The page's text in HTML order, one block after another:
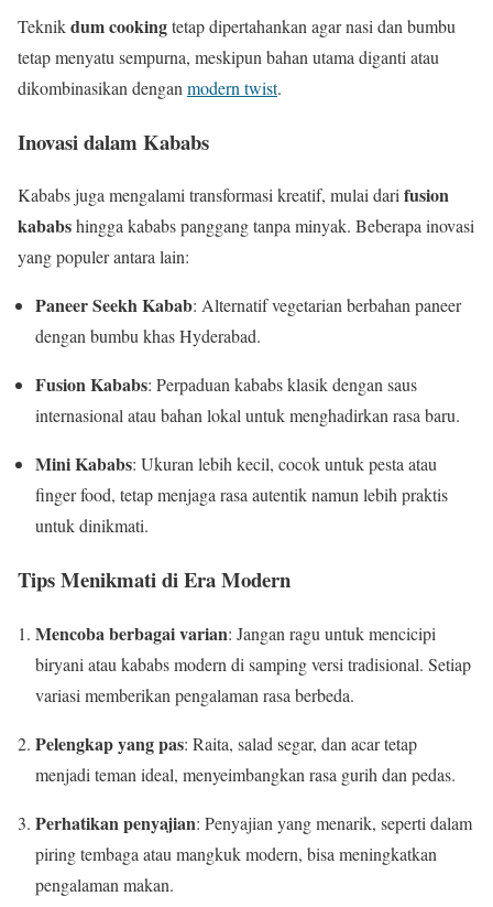
Teknikdum cookingtetap dipertahankan agar nasi dan bumbu
tetap menyatu sempurna, meskipun bahan utama diganti atau
dikombinasikan dengan modern twist.
Inovasi dalam Kababs
Kababs juga mengalami transformasi kreatif, mulai darifusion
kababshingga kababs panggang tanpa minyak. Beberapa inovasi
yang populer antara lain:
Paneer Seekh Kabab: Alternatif vegetarian berbahan paneer
dengan bumbu khas Hyderabad.
Fusion Kababs: Perpaduan kababs klasik dengan saus
internasional atau bahan lokal untuk menghadirkan rasa baru.
Mini Kababs: Ukuran lebih kecil, cocok untuk pesta atau
finger food, tetap menjaga rasa autentik namun lebih praktis
untuk dinikmati.
Tips Menikmati di Era Modern
Mencoba berbagai varian: Jangan ragu untuk mencicipi
biryani atau kababs modern di samping versi tradisional. Setiap
variasi memberikan pengalaman rasa berbeda.
Pelengkap yang pas: Raita, salad segar, dan acar tetap
menjadi teman ideal, menyeimbangkan rasa gurih dan pedas.
Perhatikan penyajian: Penyajian yang menarik, seperti dalam
piring tembaga atau mangkuk modern, bisa meningkatkan
pengalaman makan.